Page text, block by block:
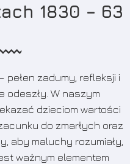
1830 – 63
zadumy, refleksji i
odeszły. W naszym
dzieciom wartości
do zmarłych oraz
aby maluchy rozumiały,
ważnym elementem